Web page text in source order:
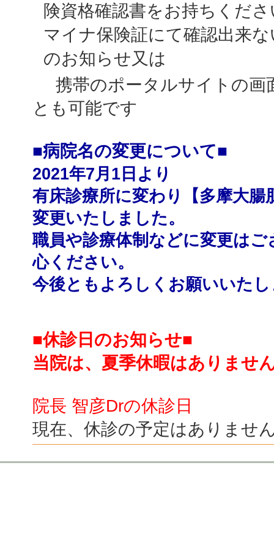
険資格確認書をお持ちくだ
マイナ保険証にて確認出来
のお知らせ又は
携帯のポータルサイトの画
とも可能です
■病院名の変更について■
2021年7月1日より
有床診療所に変わり【多摩大腸
変更いたしました。
職員や診療体制などに変更は
心ください。
今後ともよろしくお願いいた
■休診日のお知らせ■
当院は、夏季休暇はありませ
院長 智彦Drの休診日
現在、休診の予定はありませ